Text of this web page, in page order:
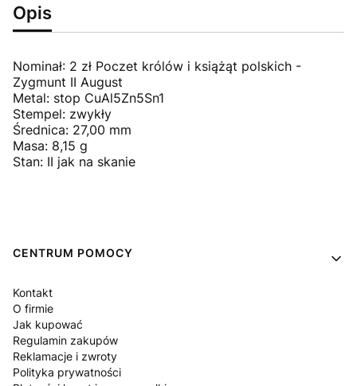
Opis
Nominał: 2 zł Poczet królów i książąt polskich -
Zygmunt II August
Metal: stop CuAl5Zn5Sn1
Stempel: zwykły
Średnica: 27,00 mm
Masa: 8,15 g
Stan: II jak na skanie
Linki w stopce
CENTRUM POMOCY
Kontakt
O firmie
Jak kupować
Regulamin zakupów
Reklamacje i zwroty
Polityka prywatności